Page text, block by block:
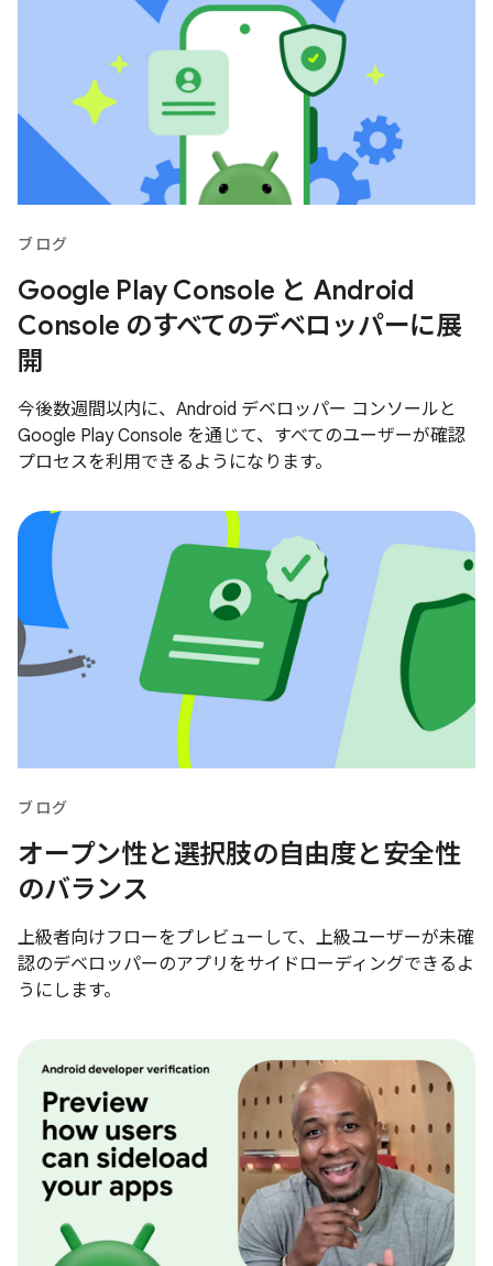
ブログ
Google Play Console と Android
Console のすべてのデベロッパーに展
開
今後数週間以内に、Android デベロッパー コンソールと
Google Play Console を通じて、すべてのユーザーが確認
プロセスを利用できるようになります。
ブログ
オープン性と選択肢の自由度と安全性
のバランス
上級者向けフローをプレビューして、上級ユーザーが未確
認のデベロッパーのアプリをサイドローディングできるよ
うにします。